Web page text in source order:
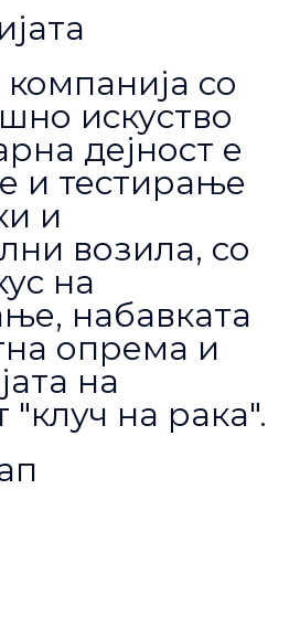
со
искуство
дејност е
и тестирање
и
возила, со
на
набавката
опрема и
на
на рака".